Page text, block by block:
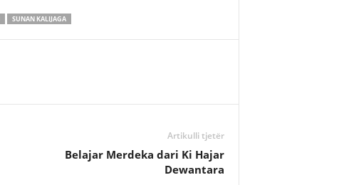
SUNAN KALIJAGA
Artikulli tjetër
Belajar Merdeka dari Ki Hajar
Dewantara